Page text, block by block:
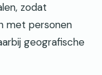
zodat
met personen
geografische